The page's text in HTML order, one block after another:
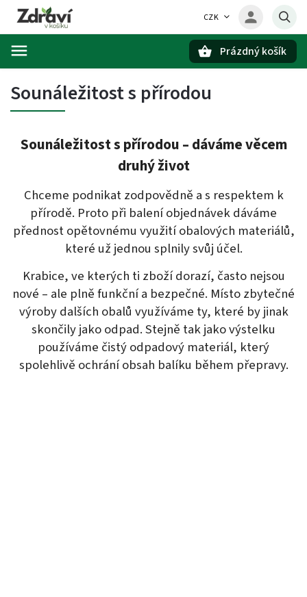
CZK
Prázdný košík
Sounáležitost s přírodou
Sounáležitost s přírodou – dáváme věcem
druhý život
Chceme podnikat zodpovědně a s respektem k
přírodě. Proto při balení objednávek dáváme
přednost opětovnému využití obalových materiálů,
které už jednou splnily svůj účel.
Krabice, ve kterých ti zboží dorazí, často nejsou
nové – ale plně funkční a bezpečné. Místo zbytečné
výroby dalších obalů využíváme ty, které by jinak
skončily jako odpad. Stejně tak jako výstelku
používáme čistý odpadový materiál, který
spolehlivě ochrání obsah balíku během přepravy.